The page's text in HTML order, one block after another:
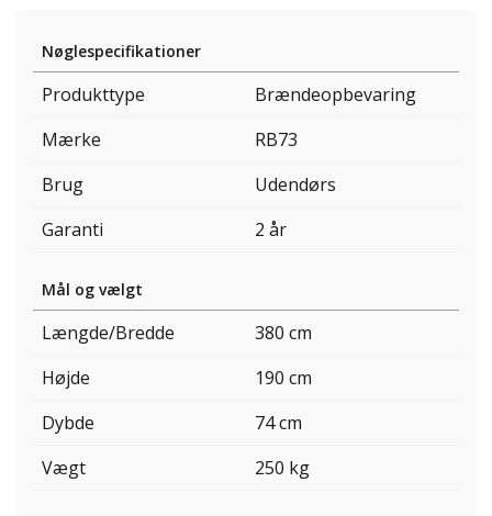
Nøglespecifikationer
Produkttype
Brændeopbevaring
Mærke
RB73
Brug
Udendørs
Garanti
2 år
Mål og vælgt
Længde/Bredde
380 cm
Højde
190 cm
Dybde
74 cm
Vægt
250 kg